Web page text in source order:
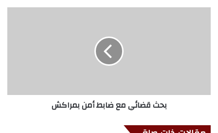
بحث قضائي مع ضابط أمن بمراكش